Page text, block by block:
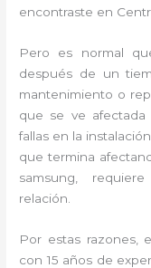
encontraste en
Pero es normal
después de un
mantenimiento o
que se ve afectada
fallas en la
que termina
samsung, requiere
relación.
Por estas razones,
con 15 años de